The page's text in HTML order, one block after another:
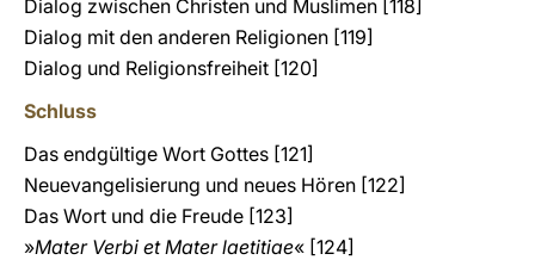
Dialog zwischen Christen und Muslimen [118]
Dialog mit den anderen Religionen [119]
Dialog und Religionsfreiheit [120]
Schluss
Das endgültige Wort Gottes [121]
Neuevangelisierung und neues Hören [122]
Das Wort und die Freude [123]
»Mater Verbi et Mater laetitiae« [124]